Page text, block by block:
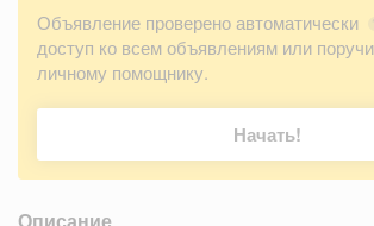
Объявление проверено автоматически
доступ ко всем объявлениям или
личному помощнику.
Начать!